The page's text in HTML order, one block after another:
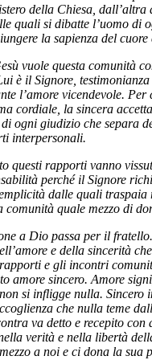
della Chiesa, dall’altra
quali si dibatte l’uomo di
la sapienza del cuore
vuole questa comunità
è il Signore, testimonianza
l’amore vicendevole.
cordiale, la sincera
ogni giudizio che separa
interpersonali.
questi rapporti vanno
perché il Signore
dalle quali traspaia
comunità quale mezzo di
a Dio passa per il
e della sincerità
e gli incontri
amore sincero. Amore
si infligge nulla. Sincero
che nulla teme
va detto e recepito con
verità e nella libertà
a noi e ci dona la sua